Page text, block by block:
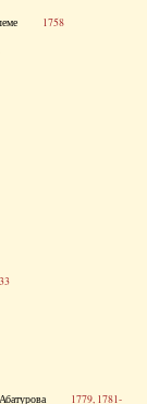
1758
Абатурова 1779, 1781-